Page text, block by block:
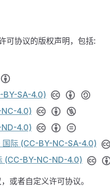
可协议的版权声明，包括:
BY-SA-4.0)
NC-4.0)
ND-4.0)
国际 (CC-BY-NC-SA-4.0)
(CC-BY-NC-ND-4.0)
或者自定义许可协议。